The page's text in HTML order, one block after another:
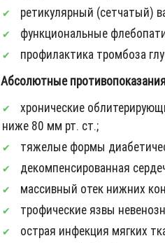
ретикулярный (сетчатый)
функциональные
профилактика тромбоза
Абсолютные
хронические
ниже 80 мм рт. ст.;
тяжелые формы
декомпенсированная
массивный отек нижних
трофические язвы
острая инфекция мягких